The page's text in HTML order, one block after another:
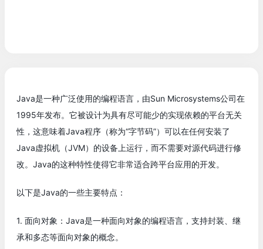
Java是一种广泛使用的编程语言，由Sun Microsystems公司在
1995年发布。它被设计为具有尽可能少的实现依赖的平台无关
性，这意味着Java程序（称为“字节码”）可以在任何安装了
Java虚拟机（JVM）的设备上运行，而不需要对源代码进行修
改。Java的这种特性使得它非常适合跨平台应用的开发。
以下是Java的一些主要特点：
1. 面向对象：Java是一种面向对象的编程语言，支持封装、继
承和多态等面向对象的概念。